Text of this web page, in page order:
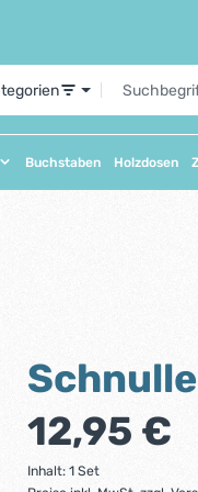
Buchstaben Holzdosen
Regulärer Preis:
12,95 €
Inhalt:1 Set